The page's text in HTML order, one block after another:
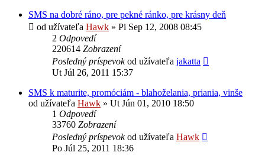
SMS na dobré ráno, pre pekné ránko, pre krásny deň
od užívateľa Hawk » Pi Sep 12, 2008 08:45
2 Odpovedí
220614 Zobrazení
Posledný príspevokod užívateľa jakatta
Ut Júl 26, 2011 15:37
SMS k maturite, promóciám - blahoželania, priania, vinše
od užívateľa Hawk » Ut Jún 01, 2010 18:50
1 Odpovedí
33760 Zobrazení
Posledný príspevokod užívateľa Hawk
Po Júl 25, 2011 18:36